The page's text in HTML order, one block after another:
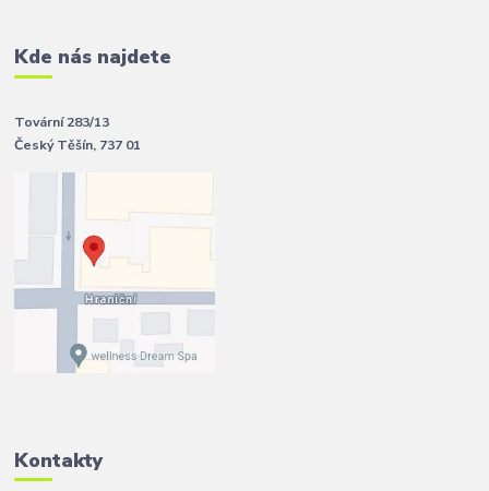
Kde nás najdete
Tovární 283/13
Český Těšín, 737 01
Kontakty